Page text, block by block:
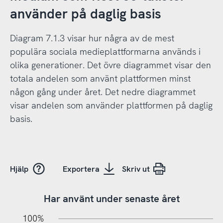
använder på daglig basis
Diagram 7.1.3 visar hur några av de mest
populära sociala medieplattformarna används i
olika generationer. Det övre diagrammet visar den
totala andelen som använt plattformen minst
någon gång under året. Det nedre diagrammet
visar andelen som använder plattformen på daglig
basis.
Hjälp Exportera Skriv ut
Har använt under senaste året
100%